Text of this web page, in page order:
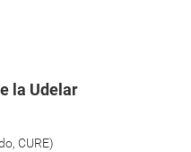
la Udelar
CURE)